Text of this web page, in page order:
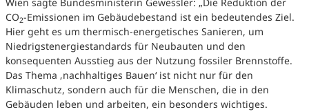
Wien sagte Bundesministerin Gewessler: „Die Reduktion der
CO2-Emissionen im Gebäudebestand ist ein bedeutendes Ziel.
Hier geht es um thermisch-energetisches Sanieren, um
Niedrigstenergiestandards für Neubauten und den
konsequenten Ausstieg aus der Nutzung fossiler Brennstoffe.
Das Thema ‚nachhaltiges Bauen‘ ist nicht nur für den
Klimaschutz, sondern auch für die Menschen, die in den
Gebäuden leben und arbeiten, ein besonders wichtiges.